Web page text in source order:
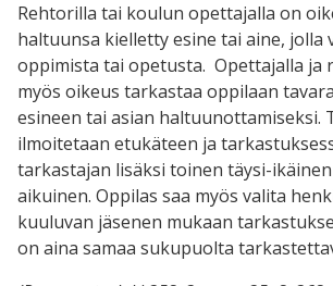
Rehtorilla tai koulun opettajalla on
haltuunsa kielletty esine tai aine, jolla
oppimista tai opetusta. Opettajalla ja
myös oikeus tarkastaa oppilaan
esineen tai asian haltuunottamiseksi.
ilmoitetaan etukäteen ja
tarkastajan lisäksi toinen täysi-
aikuinen. Oppilas saa myös valita
kuuluvan jäsenen mukaan
on aina samaa sukupuolta